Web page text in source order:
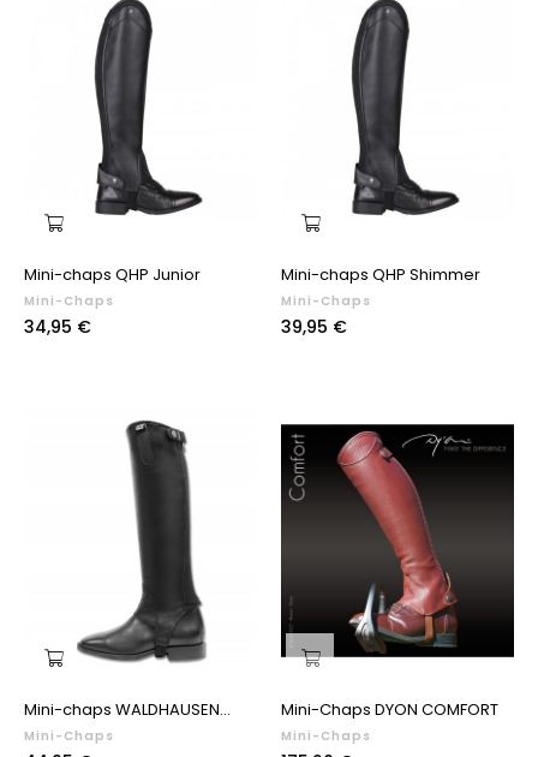
Mini-chaps QHP Junior
Mini-Chaps
Prix
34,95 €
Mini-chaps QHP Shimmer
Mini-Chaps
Prix
39,95 €
Mini-chaps WALDHAUSEN...
Mini-Chaps
Mini-Chaps DYON COMFORT
Mini-Chaps